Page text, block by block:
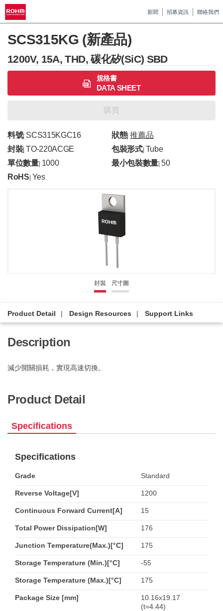
新聞 招募資訊 聯絡我們
SCS315KG (新產品)
1200V, 15A, THD, 碳化矽(SiC) SBD
規格書
DATA SHEET
購買
料號| SCS315KGC16 狀態|推薦品
封裝| TO-220ACGE 包裝形式| Tube
單位數量| 1000 最小包裝數量 |50
RoHS Yes
封裝 尺寸圖
Product Detail Design Resources Support Links
Description
減少開關損耗，實現高速切換。
Product Detail
Specifications
Specifications
Grade Standard
Reverse Voltage[V] 1200
Continuous Forward Current[A] 15
Total Power Dissipation[W] 176
Junction Temperature(Max.)[°C] 175
Storage Temperature (Min.)[°C] -55
Storage Temperature (Max.)[°C] 175
Package Size [mm]
10.16x19.17
(t=4.44)